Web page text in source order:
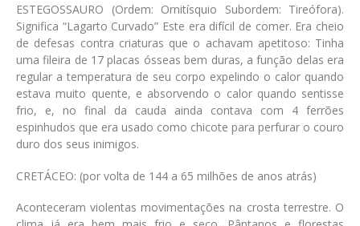
ESTEGOSSAURO (Ordem: Ornitísquio Subordem: Tireófora).
Significa “Lagarto Curvado” Este era difícil de comer. Era cheio
de defesas contra criaturas que o achavam apetitoso: Tinha
uma fileira de 17 placas ósseas bem duras, a função delas era
regular a temperatura de seu corpo expelindo o calor quando
estava muito quente, e absorvendo o calor quando sentisse
frio, e, no final da cauda ainda contava com 4 ferrões
espinhudos que era usado como chicote para perfurar o couro
duro dos seus inimigos.
CRETÁCEO: (por volta de 144 a 65 milhões de anos atrás)
Aconteceram violentas movimentações na crosta terrestre. O